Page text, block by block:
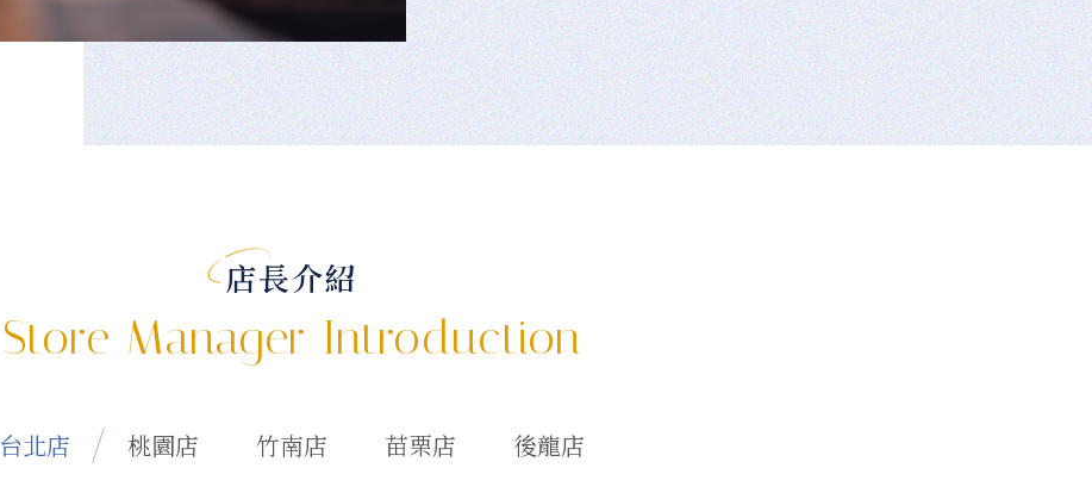
店長介紹
Store Manager Introduction
台北店 桃園店 竹南店 苗栗店 後龍店